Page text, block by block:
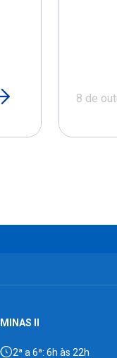
8 de
MINAS II
2ª a 6ª: 6h às 22h